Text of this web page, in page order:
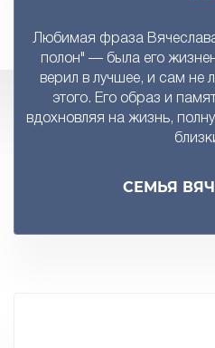
Любимая фраза
полон" — была его
верил в лучшее, и сам не
этого. Его образ и
вдохновляя на жизнь,
СЕМЬЯ